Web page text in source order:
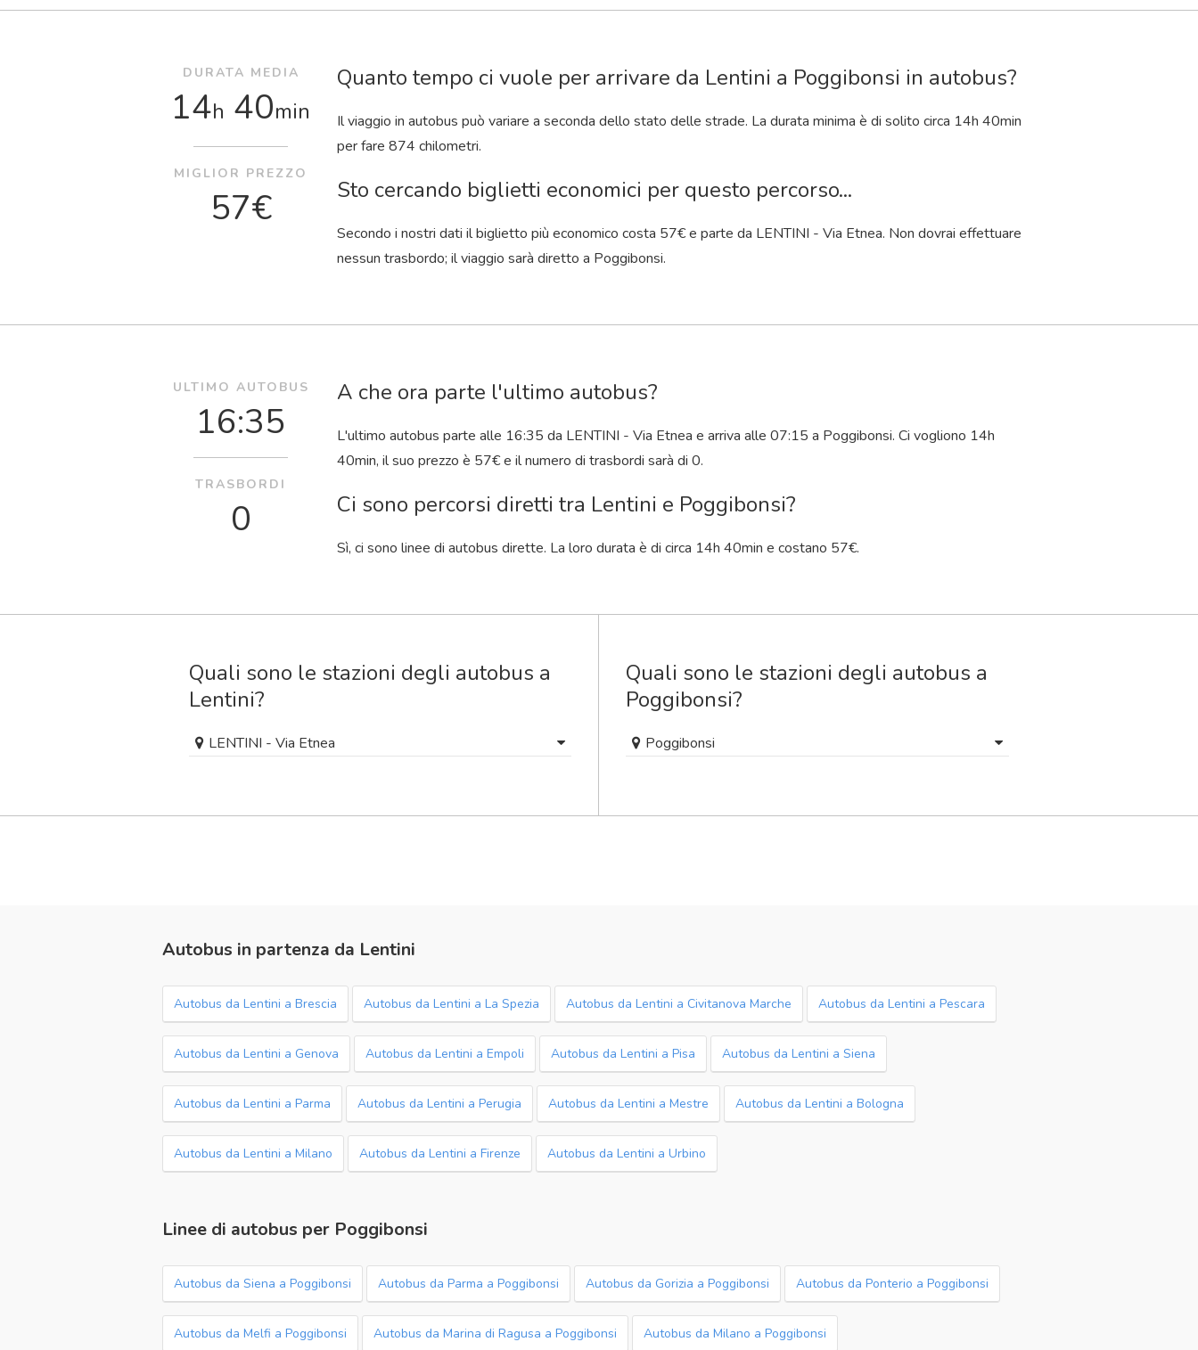
Quanto tempo ci vuole per arrivare da Lentini a Poggibonsi in autobus?
Il viaggio in autobus può variare a seconda dello stato delle strade. La durata minima è di solito circa 14h 40min
per fare 874 chilometri.
Sto cercando biglietti economici per questo percorso...
Secondo i nostri dati il ​​biglietto più economico costa 57€ e parte da LENTINI - Via Etnea. Non dovrai effettuare
nessun trasbordo; il viaggio sarà diretto a Poggibonsi.
DURATA MEDIA
14h 40min
MIGLIOR PREZZO
57€
A che ora parte l'ultimo autobus?
L'ultimo autobus parte alle 16:35 da LENTINI - Via Etnea e arriva alle 07:15 a Poggibonsi. Ci vogliono 14h
40min, il suo prezzo è 57€ e il numero di trasbordi sarà di 0.
Ci sono percorsi diretti tra Lentini e Poggibonsi?
Sì, ci sono linee di autobus dirette. La loro durata è di circa 14h 40min e costano 57€.
ULTIMO AUTOBUS
16:35
TRASBORDI
0
Quali sono le stazioni degli autobus a
Lentini?
LENTINI - Via Etnea
Quali sono le stazioni degli autobus a
Poggibonsi?
Poggibonsi
Autobus in partenza da Lentini
Autobus da Lentini a Brescia Autobus da Lentini a La Spezia Autobus da Lentini a Civitanova Marche Autobus da Lentini a Pescara
Autobus da Lentini a Genova Autobus da Lentini a Empoli Autobus da Lentini a Pisa Autobus da Lentini a Siena
Autobus da Lentini a Parma Autobus da Lentini a Perugia Autobus da Lentini a Mestre Autobus da Lentini a Bologna
Autobus da Lentini a Milano Autobus da Lentini a Firenze Autobus da Lentini a Urbino
Linee di autobus per Poggibonsi
Autobus da Siena a Poggibonsi Autobus da Parma a Poggibonsi Autobus da Gorizia a Poggibonsi Autobus da Ponterio a Poggibonsi
Autobus da Melfi a Poggibonsi Autobus da Marina di Ragusa a Poggibonsi Autobus da Milano a Poggibonsi